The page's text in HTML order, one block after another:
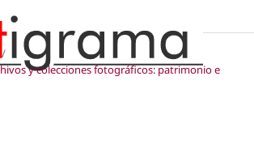
/
y colecciones fotográficos: patrimonio e